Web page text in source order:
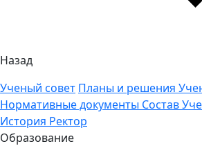
Назад
Ученый совет Планы и решения
Нормативные документы Состав
История Ректор
Образование